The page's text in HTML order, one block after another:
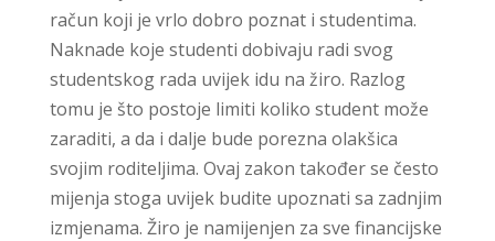
račun koji je vrlo dobro poznat i studentima.
Naknade koje studenti dobivaju radi svog
studentskog rada uvijek idu na žiro. Razlog
tomu je što postoje limiti koliko student može
zaraditi, a da i dalje bude porezna olakšica
svojim roditeljima. Ovaj zakon također se često
mijenja stoga uvijek budite upoznati sa zadnjim
izmjenama. Žiro je namijenjen za sve financijske